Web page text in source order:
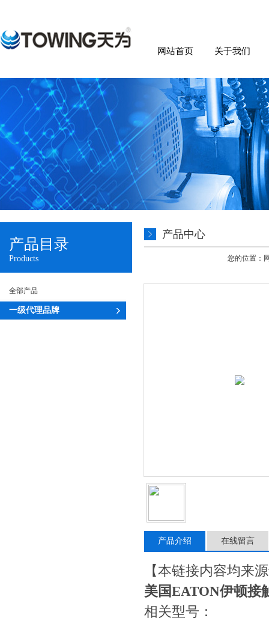
网站首页 关于我们
产品目录
Products
全部产品
一级代理品牌
产品中心
您的位置：
产品介绍 在线留言
【本链接内容均来
美国EATON伊顿接
相关型号：